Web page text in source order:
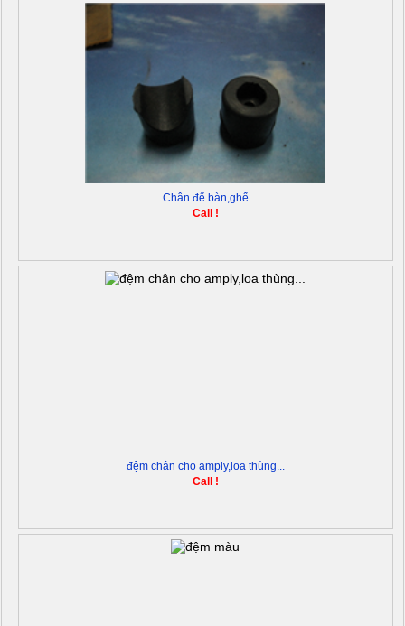
Chân đế bàn,ghế
Call !
đệm chân cho amply,loa thùng...
Call !